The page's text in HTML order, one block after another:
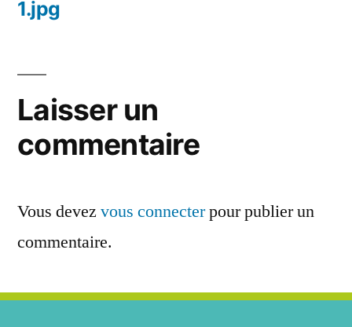
1.jpg
Laisser un
commentaire
Vous devez vous connecterpour publier un
commentaire.